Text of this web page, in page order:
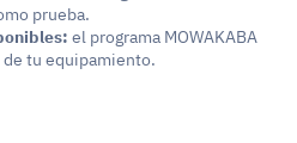
prueba.
el programa MOWAKABA
tu equipamiento.